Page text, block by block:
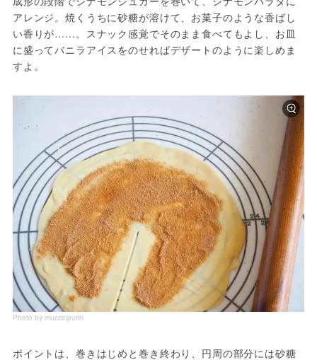
アレンジ。焼くうちに砂糖が溶けて、お菓子のような香ばし
い香りが……。スナック感覚でそのまま食べてもよし、お皿
に盛ってバニラアイスをのせればデザートのように楽しめま
すよ。
Photo by muccinpurin
ポイントは、巻きはじめと巻き終わり、円周の部分には砂糖